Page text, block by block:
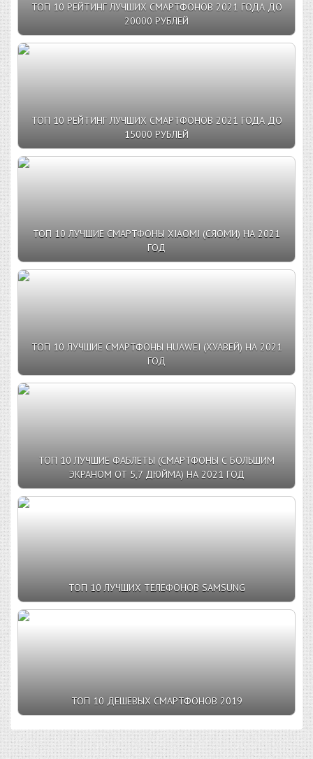
ТОП 10 РЕЙТИНГ ЛУЧШИХ СМАРТФОНОВ 2021 ГОДА ДО
20000 РУБЛЕЙ
ТОП 10 РЕЙТИНГ ЛУЧШИХ СМАРТФОНОВ 2021 ГОДА ДО
15000 РУБЛЕЙ
ТОП 10 ЛУЧШИЕ СМАРТФОНЫ XIAOMI (СЯОМИ) НА 2021
ГОД
ТОП 10 ЛУЧШИЕ СМАРТФОНЫ HUAWEI (ХУАВЕЙ) НА 2021
ГОД
ТОП 10 ЛУЧШИЕ ФАБЛЕТЫ (СМАРТФОНЫ С БОЛЬШИМ
ЭКРАНОМ ОТ 5,7 ДЮЙМА) НА 2021 ГОД
ТОП 10 ЛУЧШИХ ТЕЛЕФОНОВ SAMSUNG
ТОП 10 ДЕШЕВЫХ СМАРТФОНОВ 2019